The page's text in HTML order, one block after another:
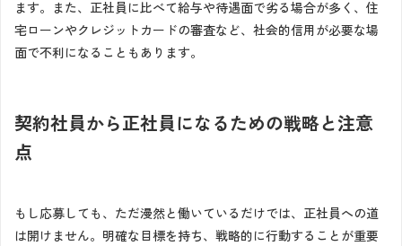
ます。また、正社員に比べて給与や待遇面で劣る場合が多く、住
宅ローンやクレジットカードの審査など、社会的信用が必要な場
面で不利になることもあります。
契約社員から正社員になるための戦略と注意
点
もし応募しても、ただ漫然と働いているだけでは、正社員への道
は開けません。明確な目標を持ち、戦略的に行動することが重要